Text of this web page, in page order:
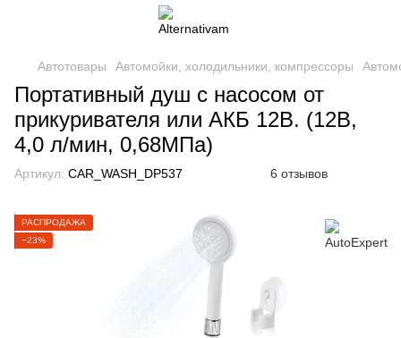
Автотовары Автомойки, холодильники, компрессоры
Портативный душ с насосом от
прикуривателя или АКБ 12В. (12В,
4,0 л/мин, 0,68МПа)
Артикул: CAR_WASH_DP537 6 отзывов
РАСПРОДАЖА
−23%